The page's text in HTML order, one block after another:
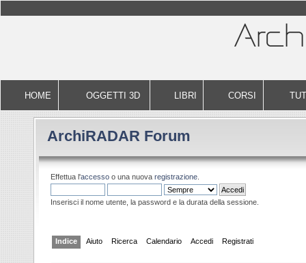
HOME OGGETTI 3D LIBRI CORSI
ArchiRADAR Forum
Effettua l'accesso o una nuova registrazione.
Inserisci il nome utente, la password e la durata della sessione.
Indice Aiuto Ricerca Calendario Accedi Registrati